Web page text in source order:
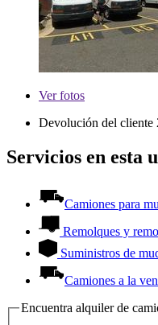
Verfotos
Devolución del cliente
Servicios en esta
Camiones para
Remolques y
Suministros de
Camiones a la
Encuentra alquiler de